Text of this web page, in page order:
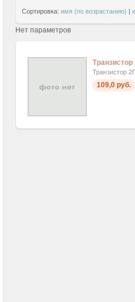
Сортировка: имя (по возрастанию) |
Нет параметров
Транзистор
109,0 руб.